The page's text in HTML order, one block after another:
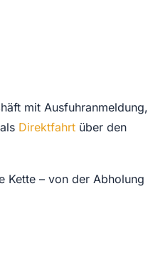
mit Ausfuhranmeldung,
Direktfahrt über den
Kette – von der Abholung